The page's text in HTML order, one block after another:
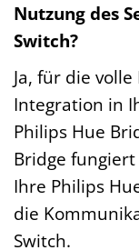
Nutzung des
Switch?
Ja, für die
Integration in
Philips Hue
Bridge
Ihre Philips
die
Switch.